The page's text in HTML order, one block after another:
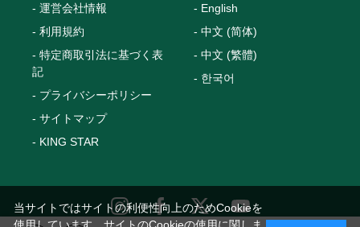
運営会社情報
利用規約
特定商取引法に基づく表
記
プライバシーポリシー
サイトマップ
KING STAR
English
中文 (简体)
中文 (繁體)
한국어
当サイトではサイトの利便性向上のためCookieを